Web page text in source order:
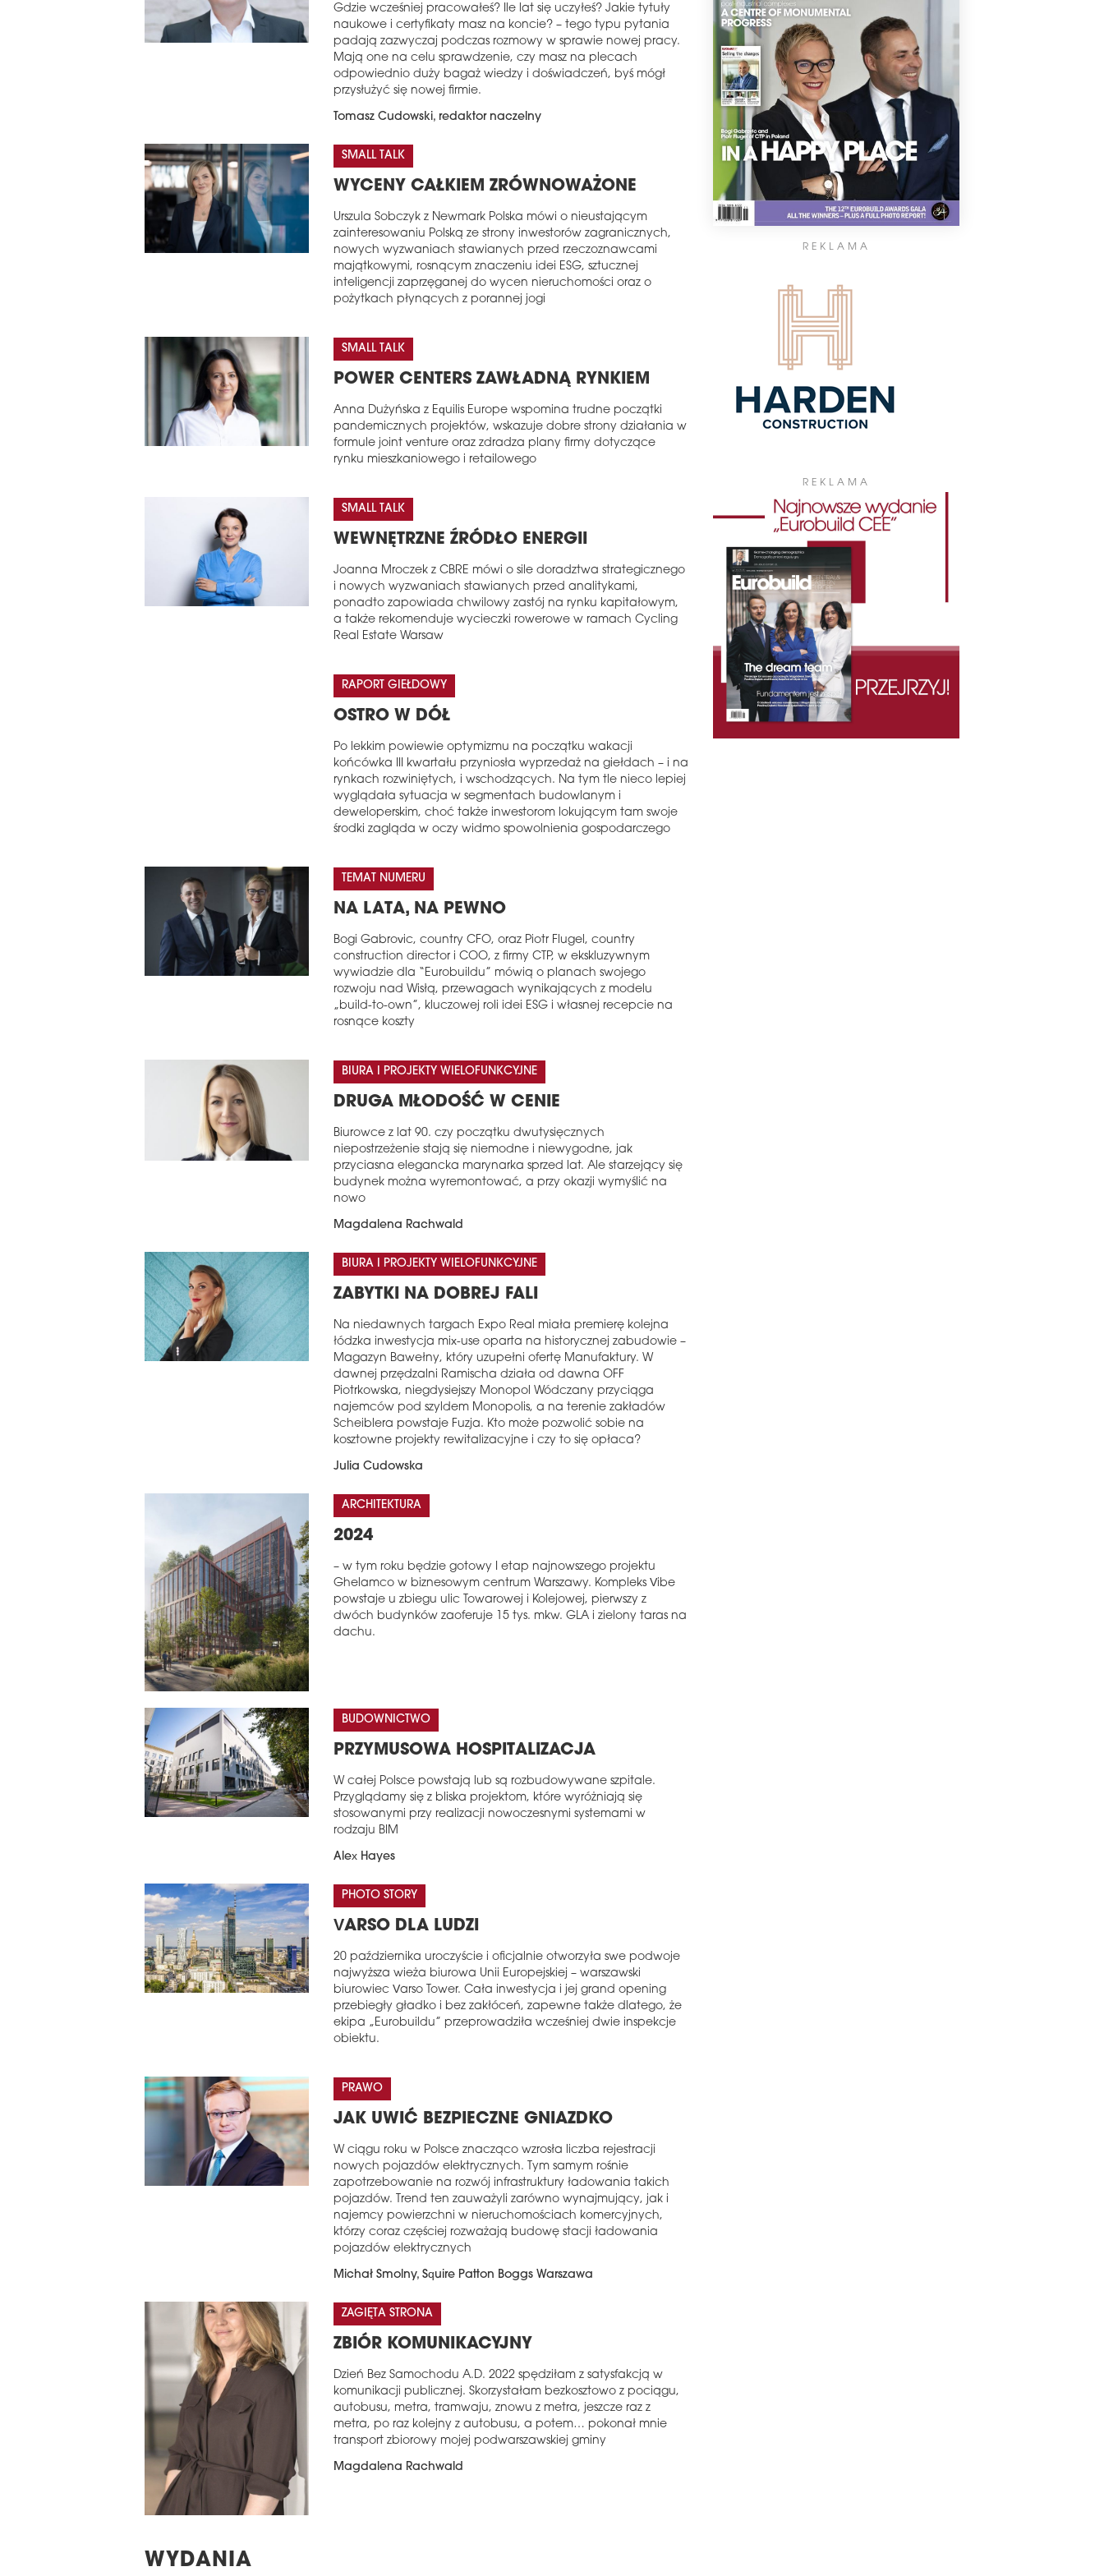
Gdzie wcześniej pracowałeś? Ile lat się uczyłeś? Jakie tytuły
naukowe i certyfikaty masz na koncie? – tego typu pytania
padają zazwyczaj podczas rozmowy w sprawie nowej pracy.
Mają one na celu sprawdzenie, czy masz na plecach
odpowiednio duży bagaż wiedzy i doświadczeń, byś mógł
przysłużyć się nowej firmie.
Tomasz Cudowski, redaktor naczelny
SMALL TALK
WYCENY CAŁKIEM ZRÓWNOWAŻONE
Urszula Sobczyk z Newmark Polska mówi o nieustającym
zainteresowaniu Polską ze strony inwestorów zagranicznych,
nowych wyzwaniach stawianych przed rzeczoznawcami
majątkowymi, rosnącym znaczeniu idei ESG, sztucznej
inteligencji zaprzęganej do wycen nieruchomości oraz o
pożytkach płynących z porannej jogi
SMALL TALK
POWER CENTERS ZAWŁADNĄ RYNKIEM
Anna Dużyńska z Equilis Europe wspomina trudne początki
pandemicznych projektów, wskazuje dobre strony działania w
formule joint venture oraz zdradza plany firmy dotyczące
rynku mieszkaniowego i retailowego
SMALL TALK
WEWNĘTRZNE ŹRÓDŁO ENERGII
Joanna Mroczek z CBRE mówi o sile doradztwa strategicznego
i nowych wyzwaniach stawianych przed analitykami,
ponadto zapowiada chwilowy zastój na rynku kapitałowym,
a także rekomenduje wycieczki rowerowe w ramach Cycling
Real Estate Warsaw
RAPORT GIEŁDOWY
OSTRO W DÓŁ
Po lekkim powiewie optymizmu na początku wakacji
końcówka III kwartału przyniosła wyprzedaż na giełdach – i na
rynkach rozwiniętych, i wschodzących. Na tym tle nieco lepiej
wyglądała sytuacja w segmentach budowlanym i
deweloperskim, choć także inwestorom lokującym tam swoje
środki zagląda w oczy widmo spowolnienia gospodarczego
TEMAT NUMERU
NA LATA, NA PEWNO
Bogi Gabrovic, country CFO, oraz Piotr Flugel, country
construction director i COO, z firmy CTP, w ekskluzywnym
wywiadzie dla “Eurobuildu” mówią o planach swojego
rozwoju nad Wisłą, przewagach wynikających z modelu
„build-to-own”, kluczowej roli idei ESG i własnej recepcie na
rosnące koszty
BIURA I PROJEKTY WIELOFUNKCYJNE
DRUGA MŁODOŚĆ W CENIE
Biurowce z lat 90. czy początku dwutysięcznych
niepostrzeżenie stają się niemodne i niewygodne, jak
przyciasna elegancka marynarka sprzed lat. Ale starzejący się
budynek można wyremontować, a przy okazji wymyślić na
nowo
Magdalena Rachwald
BIURA I PROJEKTY WIELOFUNKCYJNE
ZABYTKI NA DOBREJ FALI
Na niedawnych targach Expo Real miała premierę kolejna
łódzka inwestycja mix-use oparta na historycznej zabudowie –
Magazyn Bawełny, który uzupełni ofertę Manufaktury. W
dawnej przędzalni Ramischa działa od dawna OFF
Piotrkowska, niegdysiejszy Monopol Wódczany przyciąga
najemców pod szyldem Monopolis, a na terenie zakładów
Scheiblera powstaje Fuzja. Kto może pozwolić sobie na
kosztowne projekty rewitalizacyjne i czy to się opłaca?
Julia Cudowska
ARCHITEKTURA
2024
– w tym roku będzie gotowy I etap najnowszego projektu
Ghelamco w biznesowym centrum Warszawy. Kompleks Vibe
powstaje u zbiegu ulic Towarowej i Kolejowej, pierwszy z
dwóch budynków zaoferuje 15 tys. mkw. GLA i zielony taras na
dachu.
BUDOWNICTWO
PRZYMUSOWA HOSPITALIZACJA
W całej Polsce powstają lub są rozbudowywane szpitale.
Przyglądamy się z bliska projektom, które wyróżniają się
stosowanymi przy realizacji nowoczesnymi systemami w
rodzaju BIM
Alex Hayes
PHOTO STORY
VARSO DLA LUDZI
20 października uroczyście i oficjalnie otworzyła swe podwoje
najwyższa wieża biurowa Unii Europejskiej – warszawski
biurowiec Varso Tower. Cała inwestycja i jej grand opening
przebiegły gładko i bez zakłóceń, zapewne także dlatego, że
ekipa „Eurobuildu” przeprowadziła wcześniej dwie inspekcje
obiektu.
PRAWO
JAK UWIĆ BEZPIECZNE GNIAZDKO
W ciągu roku w Polsce znacząco wzrosła liczba rejestracji
nowych pojazdów elektrycznych. Tym samym rośnie
zapotrzebowanie na rozwój infrastruktury ładowania takich
pojazdów. Trend ten zauważyli zarówno wynajmujący, jak i
najemcy powierzchni w nieruchomościach komercyjnych,
którzy coraz częściej rozważają budowę stacji ładowania
pojazdów elektrycznych
Michał Smolny, Squire Patton Boggs Warszawa
ZAGIĘTA STRONA
ZBIÓR KOMUNIKACYJNY
Dzień Bez Samochodu A.D. 2022 spędziłam z satysfakcją w
komunikacji publicznej. Skorzystałam bezkosztowo z pociągu,
autobusu, metra, tramwaju, znowu z metra, jeszcze raz z
metra, po raz kolejny z autobusu, a potem… pokonał mnie
transport zbiorowy mojej podwarszawskiej gminy
Magdalena Rachwald
REKLAMA
REKLAMA
WYDANIA